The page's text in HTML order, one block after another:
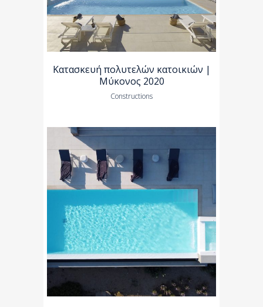
Κατασκευή πολυτελών κατοικιών |
Μύκονος 2020
Constructions